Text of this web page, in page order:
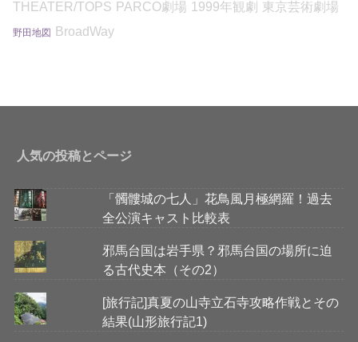
THEATER/TOPS PARCO劇場 1999年観劇 東京芸術劇場
野田地図 BroadWay
人気の投稿とページ
「髑髏城の七人」花鳥風月極網羅！過去
全公演キャスト比較表
邪馬台国は岩手県？邪馬台国の場所に迫
る古代史本（その2）
[旅行記]真夏の山寺立石寺攻略作戦とその
結果(山形旅行記1)